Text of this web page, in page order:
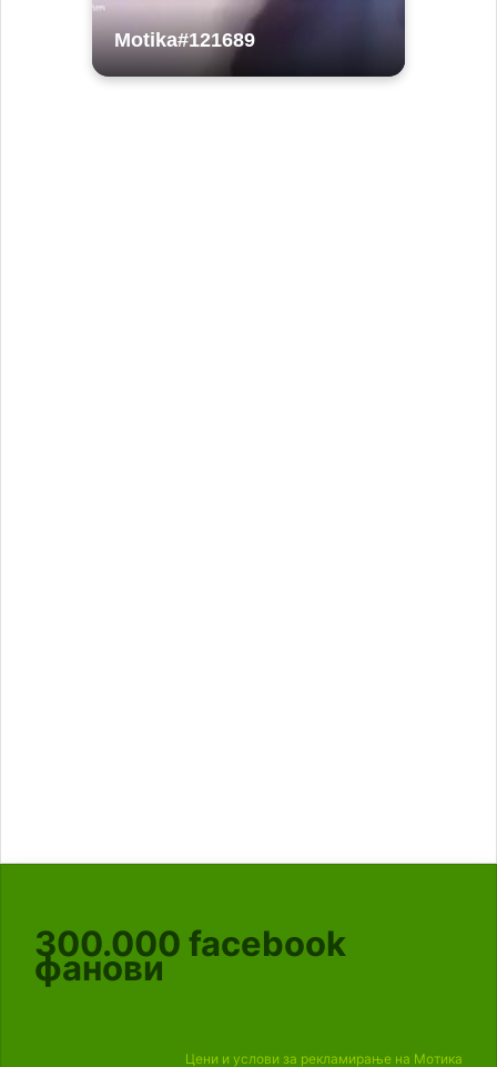
300.000 facebook
фанови
Цени и услови за рекламирање на Мотика